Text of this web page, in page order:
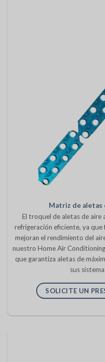
Matriz de aletas
El troquel de aletas de aire
refrigeración eficiente, ya
mejoran el rendimiento del
nuestro Home Air
que garantiza aletas de
sus
SOLICITE UN